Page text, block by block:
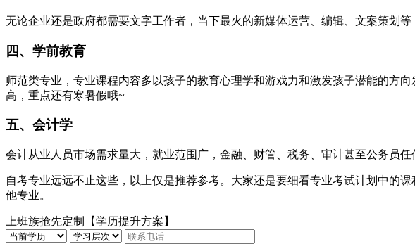
无论企业还是政府都需要文字工作者，当下最火的新媒体运营、编辑、文案策划
四、学前教育
师范类专业，专业课程内容多以孩子的教育心理学和游戏力和激发孩子潜能的方
高，重点还有寒暑假哦~
五、会计学
会计从业人员市场需求量大，就业范围广，金融、财管、税务、审计甚至公务员
自考专业远远不止这些，以上仅是推荐参考。大家还是要细看专业考试计划中的
他专业。
上班族抢先定制【学历提升方案】